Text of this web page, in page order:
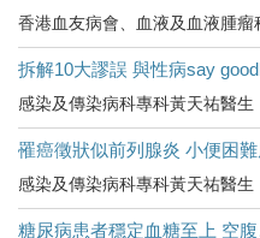
香港血友病會、血液及血液腫瘤
拆解10大謬誤 與性病say
感染及傳染病科專科黃天祐醫生
罹癌徵狀似前列腺炎 小便困
感染及傳染病科專科黃天祐醫生
糖尿病患者穩定血糖至上 空